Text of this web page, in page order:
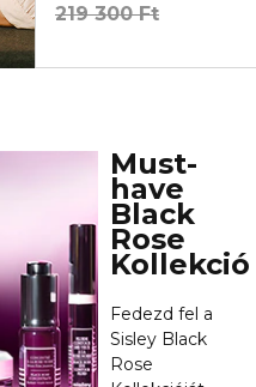
219 300 Ft
Must-
have
Black
Rose
Kollekció
Fedezd fel a
Sisley Black
Rose